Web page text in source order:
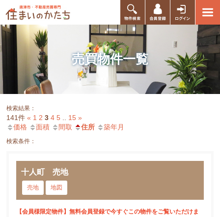
売買物件一覧
検索結果：
141件« 1 2 3 4 5 15 »
価格
面積 間取 住所 築年月
検索条件：
十人町 売地
売地 地図
【会員様限定物件】無料会員登録で今すぐこの物件をご覧いただけま